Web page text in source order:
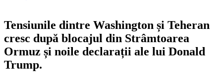
Tensiunile dintre Washington și Teheran
cresc după blocajul din Strâmtoarea
Ormuz și noile declarații ale lui Donald
Trump.